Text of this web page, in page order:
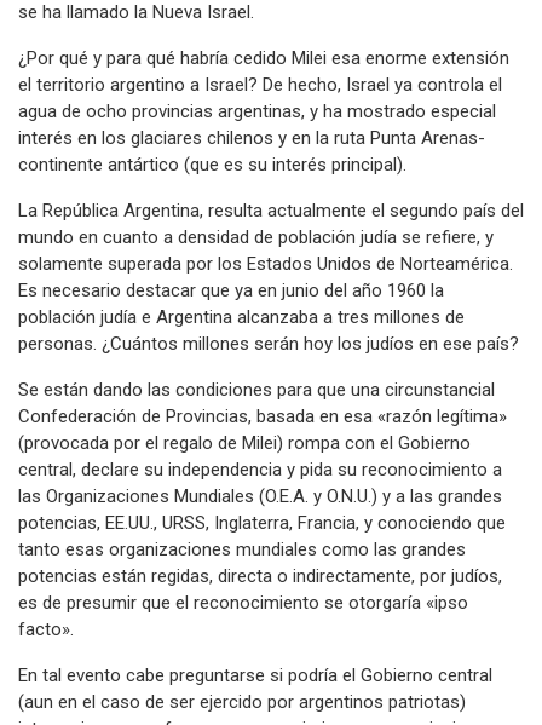
se ha llamado la Nueva Israel.
¿Por qué y para qué habría cedido Milei esa enorme extensión
el territorio argentino a Israel? De hecho, Israel ya controla el
agua de ocho provincias argentinas, y ha mostrado especial
interés en los glaciares chilenos y en la ruta Punta Arenas-
continente antártico (que es su interés principal).
La República Argentina, resulta actualmente el segundo país del
mundo en cuanto a densidad de población judía se refiere, y
solamente superada por los Estados Unidos de Norteamérica.
Es necesario destacar que ya en junio del año 1960 la
población judía e Argentina alcanzaba a tres millones de
personas. ¿Cuántos millones serán hoy los judíos en ese país?
Se están dando las condiciones para que una circunstancial
Confederación de Provincias, basada en esa «razón legítima»
(provocada por el regalo de Milei) rompa con el Gobierno
central, declare su independencia y pida su reconocimiento a
las Organizaciones Mundiales (O.E.A. у O.N.U.) у a las grandes
potencias, EE.UU., URSS, Inglaterra, Francia, y conociendo que
tanto esas organizaciones mundiales como las grandes
potencias están regidas, directa o indirectamente, por judíos,
es de presumir que el reconocimiento se otorgaría «ipso
facto».
En tal evento cabe preguntarse si podría el Gobierno central
(aun en el caso de ser ejercido por argentinos patriotas)